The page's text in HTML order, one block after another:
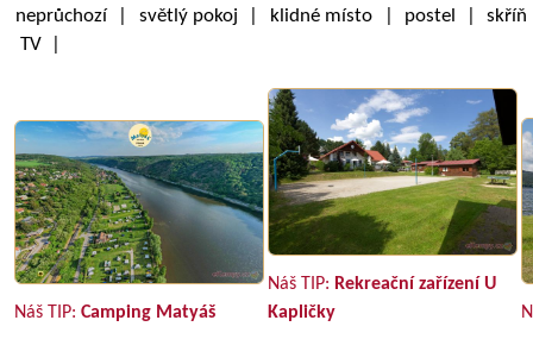
neprůchozí | světlý pokoj | klidné místo | postel |
TV |
Náš TIP:Camping Matyáš
Náš TIP: Rekreační zařízení U
Kapličky